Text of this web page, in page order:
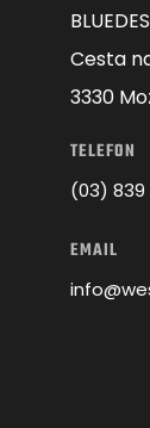
Cesta
3330
TELEFON
(03) 839
EMAIL